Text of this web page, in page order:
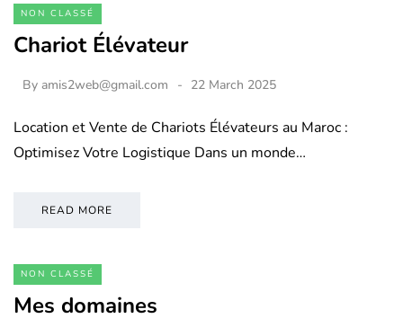
NON CLASSÉ
Chariot Élévateur
By amis2web@gmail.com 22 March 2025
Location et Vente de Chariots Élévateurs au Maroc :
Optimisez Votre Logistique Dans un monde…
READ MORE
NON CLASSÉ
Mes domaines